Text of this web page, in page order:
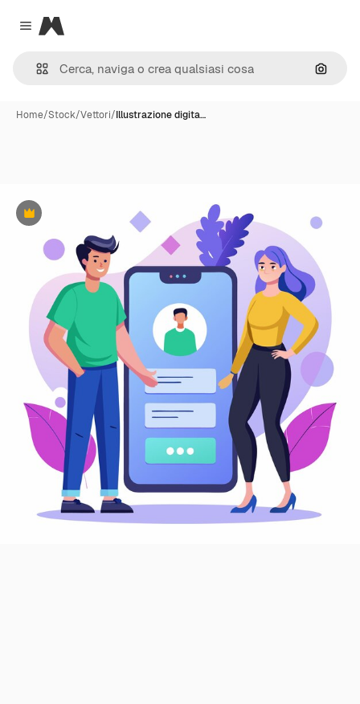
Close menu
Magnific
Cerca
Home/Stock/Vettori/Illustrazione digita…
Premium